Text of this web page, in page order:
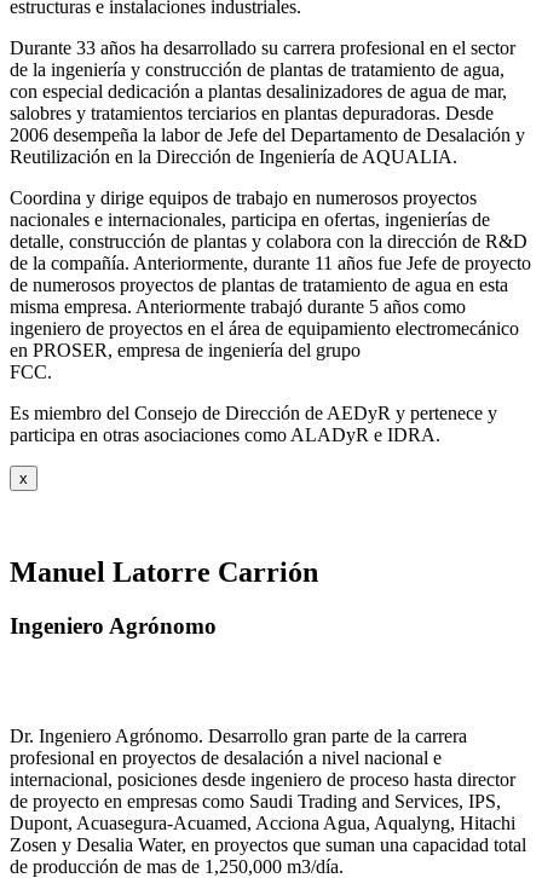
estructuras e instalaciones industriales.
Durante 33 años ha desarrollado su carrera profesional en el sector
de la ingeniería y construcción de plantas de tratamiento de agua,
con especial dedicación a plantas desalinizadores de agua de mar,
salobres y tratamientos terciarios en plantas depuradoras. Desde
2006 desempeña la labor de Jefe del Departamento de Desalación y
Reutilización en la Dirección de Ingeniería de AQUALIA.
Coordina y dirige equipos de trabajo en numerosos proyectos
nacionales e internacionales, participa en ofertas, ingenierías de
detalle, construcción de plantas y colabora con la dirección de R&D
de la compañía. Anteriormente, durante 11 años fue Jefe de proyecto
de numerosos proyectos de plantas de tratamiento de agua en esta
misma empresa. Anteriormente trabajó durante 5 años como
ingeniero de proyectos en el área de equipamiento electromecánico
en PROSER, empresa de ingeniería del grupo
FCC.
Es miembro del Consejo de Dirección de AEDyR y pertenece y
participa en otras asociaciones como ALADyR e IDRA.
x
Manuel Latorre Carrión
Ingeniero Agrónomo
Dr. Ingeniero Agrónomo. Desarrollo gran parte de la carrera
profesional en proyectos de desalación a nivel nacional e
internacional, posiciones desde ingeniero de proceso hasta director
de proyecto en empresas como Saudi Trading and Services, IPS,
Dupont, Acuasegura-Acuamed, Acciona Agua, Aqualyng, Hitachi
Zosen y Desalia Water, en proyectos que suman una capacidad total
de producción de mas de 1,250,000 m3/día.